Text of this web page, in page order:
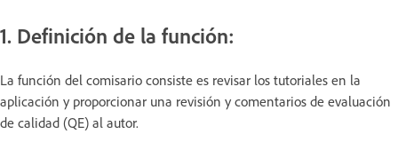
1. Definición de la función:
La función del comisario consiste es revisar los tutoriales en la
aplicación y proporcionar una revisión y comentarios de evaluación
de calidad (QE) al autor.